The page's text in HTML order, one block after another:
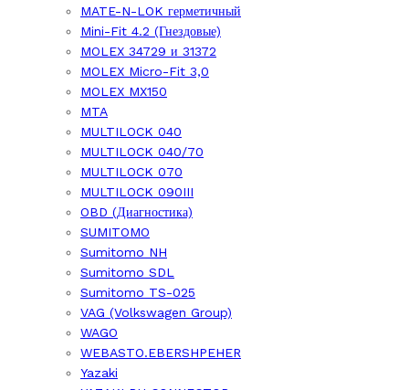
MATE-N-LOK герметичный
Mini-Fit 4.2 (Гнездовые)
MOLEX 34729 и 31372
MOLEX Micro-Fit 3,0
MOLEX MX150
MTA
MULTILOCK 040
MULTILOCK 040/70
MULTILOCK 070
MULTILOCK 090III
OBD (Диагностика)
SUMITOMO
Sumitomo NH
Sumitomo SDL
Sumitomo TS-025
VAG (Volkswagen Group)
WAGO
WEBASTO.EBERSHPEHER
Yazaki